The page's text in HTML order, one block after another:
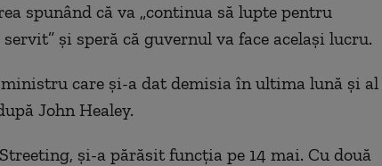
spunând că va „continua să lupte pentru
şi speră că guvernul va face acelaşi lucru.
ministru care şi-a dat demisia în ultima lună şi al
John Healey.
şi-a părăsit funcţia pe 14 mai. Cu două